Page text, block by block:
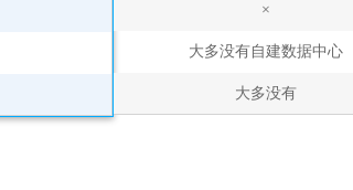
×
大多没有自建数据中心
大多没有